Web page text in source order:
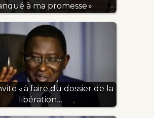
à ma promesse »
« à faire du dossier de la
libération…